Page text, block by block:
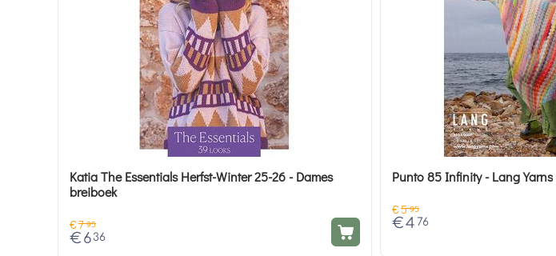
Katia The Essentials Herfst-Winter 25-26 - Dames
breiboek
€7 95
€ 6 36
Punto 85 Infinity - Lang Yarns
€5 95
€4 76